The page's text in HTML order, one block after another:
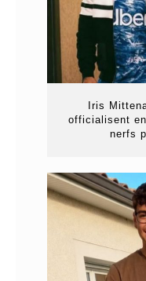
Iris
officialisent
nerfs